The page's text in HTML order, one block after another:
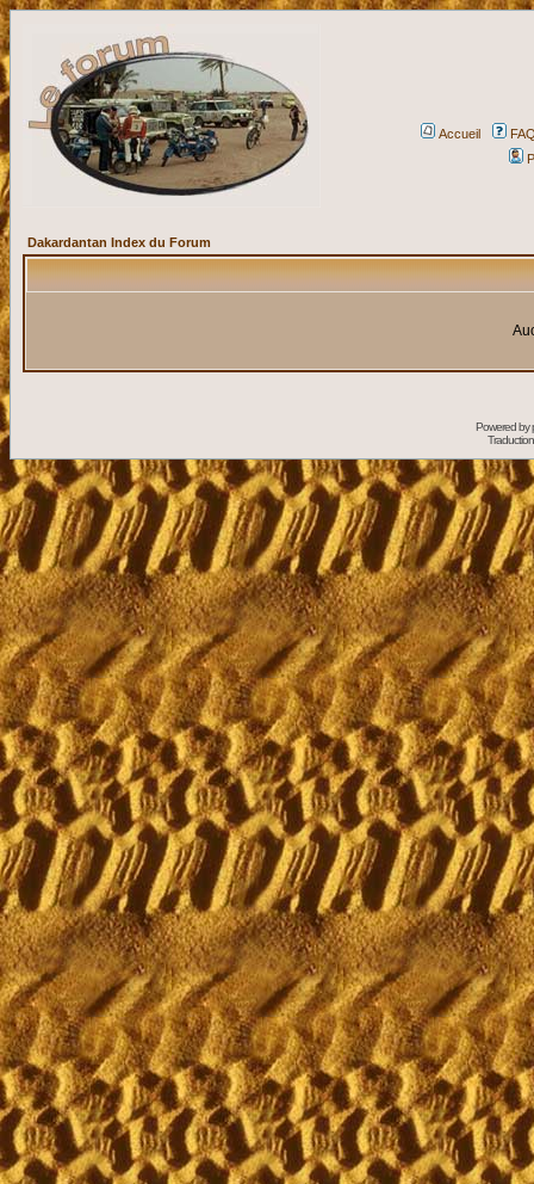
Accueil
Dakardantan Index du Forum
Powered by